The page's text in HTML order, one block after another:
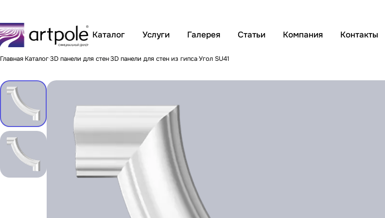
Каталог Услуги Галерея Статьи Компания Контакты
Главная Каталог3D панели для стен3D панели для стен из гипсаУгол SU41